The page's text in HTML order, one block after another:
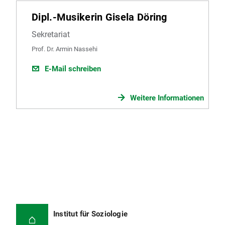
Dipl.-Musikerin Gisela Döring
Sekretariat
Prof. Dr. Armin Nassehi
E-Mail schreiben
Weitere Informationen
Institut für Soziologie